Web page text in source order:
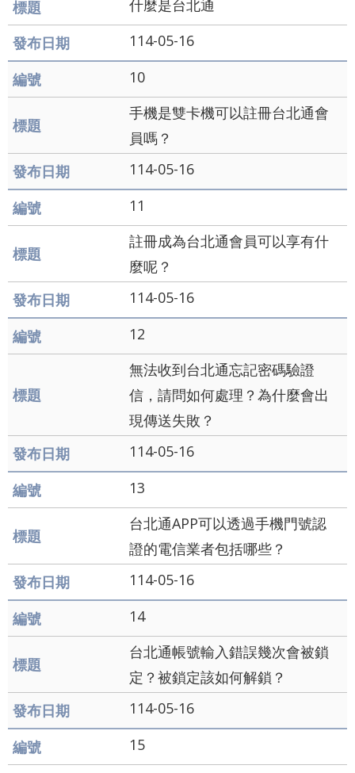
及
資
訊
安
全
政
策
聯
我
們
雙
語
彙
什麼是台北通
114-05-16
10
手機是雙卡機可以註冊台北通會
員嗎？
114-05-16
11
註冊成為台北通會員可以享有什
麼呢？
114-05-16
12
無法收到台北通忘記密碼驗證
信，請問如何處理？為什麼會出
現傳送失敗？
114-05-16
13
台北通APP可以透過手機門號認
證的電信業者包括哪些？
114-05-16
14
台北通帳號輸入錯誤幾次會被鎖
定？被鎖定該如何解鎖？
114-05-16
15